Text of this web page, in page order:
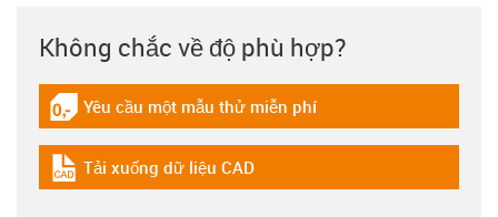
Không chắc về độ phù hợp?
igus-icon-gratismuster
Yêu cầu một mẫu thử miễn phí
igus-icon-cad-dateien
Tải xuống dữ liệu CAD